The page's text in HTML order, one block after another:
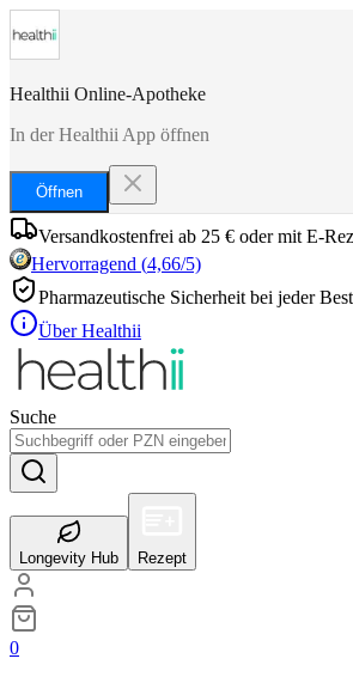
Healthii Online-Apotheke
In der Healthii App öffnen
Öffnen
Versandkostenfrei ab 25 € oder mit E-
Hervorragend (4,66/5)
Pharmazeutische Sicherheit bei jeder
Über Healthii
Suche
Longevity Hub Rezept
0